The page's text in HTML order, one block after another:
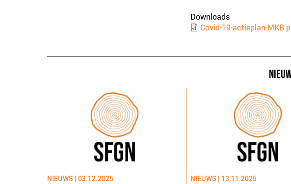
Downloads
Document
Covid-19-actieplan-
NIEUWS | 03.12.2025 NIEUWS | 13.11.2025